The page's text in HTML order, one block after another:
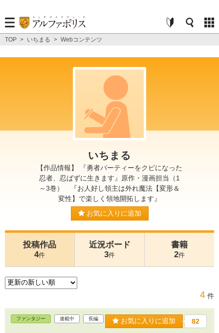
TOP > いちまる > Webコンテンツ
いちまる
【作品情報】 『勇者パーティーをクビになった
忍者、忍ばずに生きます』原作・漫画担当（1
～3巻） 『お人好し領主は外れ魔法【変形＆
変性】で楽しく領地開拓します』
お気に入りに追加
投稿作品
4件
近況ボード
3件
書籍
2件
4 件
ファンタジー 連載中 長編 お気に入りに追加 82